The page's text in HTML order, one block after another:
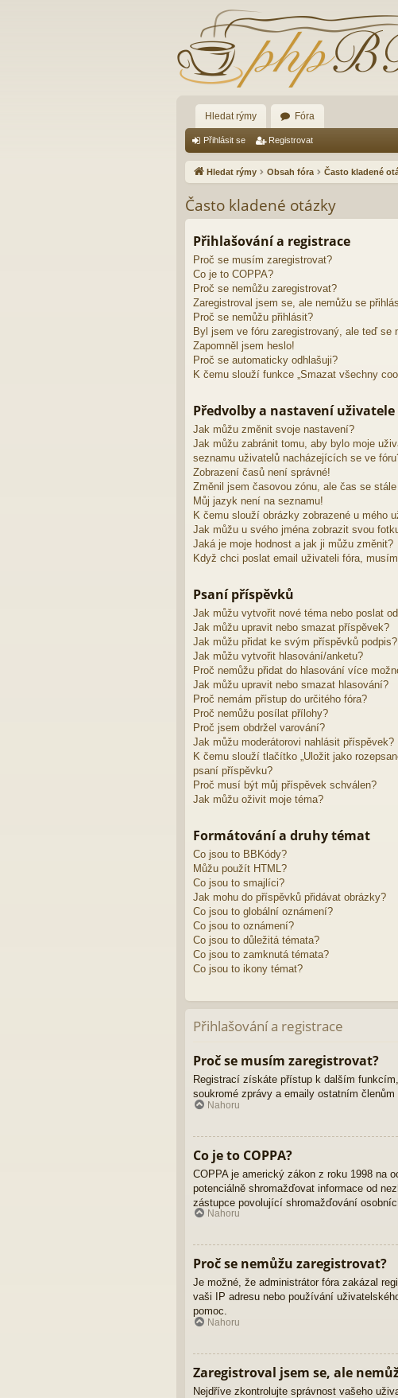
Hledat rýmy Fóra
Přihlásit se Registrovat
Hledat rýmy Obsah fóra Často kladené
Často kladené otázky
Přihlašování a registrace
Proč se musím zaregistrovat?
Co je to COPPA?
Proč se nemůžu zaregistrovat?
Zaregistroval jsem se, ale nemůžu se
Proč se nemůžu přihlásit?
Byl jsem ve fóru zaregistrovaný, ale teď se
Zapomněl jsem heslo!
Proč se automaticky odhlašuji?
K čemu slouží funkce „Smazat všechny
Předvolby a nastavení uživatele
Jak můžu změnit svoje nastavení?
Jak můžu zabránit tomu, aby bylo moje
seznamu uživatelů nacházejících se ve
Zobrazení časů není správné!
Změnil jsem časovou zónu, ale čas se
Můj jazyk není na seznamu!
K čemu slouží obrázky zobrazené u mého
Jak můžu u svého jména zobrazit svou
Jaká je moje hodnost a jak ji můžu změnit?
Když chci poslat email uživateli fóra,
Psaní příspěvků
Jak můžu vytvořit nové téma nebo poslat
Jak můžu upravit nebo smazat příspěvek?
Jak můžu přidat ke svým příspěvků podpis?
Jak můžu vytvořit hlasování/anketu?
Proč nemůžu přidat do hlasování více
Jak můžu upravit nebo smazat hlasování?
Proč nemám přístup do určitého fóra?
Proč nemůžu posílat přílohy?
Proč jsem obdržel varování?
Jak můžu moderátorovi nahlásit příspěvek?
K čemu slouží tlačítko „Uložit jako
psaní příspěvku?
Proč musí být můj příspěvek schválen?
Jak můžu oživit moje téma?
Formátování a druhy témat
Co jsou to BBKódy?
Můžu použít HTML?
Co jsou to smajlíci?
Jak mohu do příspěvků přidávat obrázky?
Co jsou to globální oznámení?
Co jsou to oznámení?
Co jsou to důležitá témata?
Co jsou to zamknutá témata?
Co jsou to ikony témat?
Přihlašování a registrace
Proč se musím zaregistrovat?
Registrací získáte přístup k dalším
soukromé zprávy a emaily ostatním členům
Nahoru
Co je to COPPA?
COPPA je americký zákon z roku 1998 na
potenciálně shromažďovat informace od
zástupce povolující shromažďování
Nahoru
Proč se nemůžu zaregistrovat?
Je možné, že administrátor fóra zakázal
vaši IP adresu nebo používání
pomoc.
Nahoru
Zaregistroval jsem se, ale
Nejdříve zkontrolujte správnost vašeho